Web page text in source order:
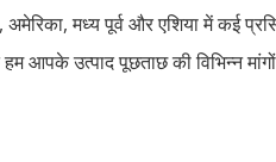
अमेरिका, मध्य पूर्व और एशिया में कई
हम आपके उत्पाद पूछताछ की विभिन्न